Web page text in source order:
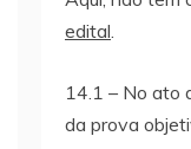
edital.
14.1 – No ato
da prova